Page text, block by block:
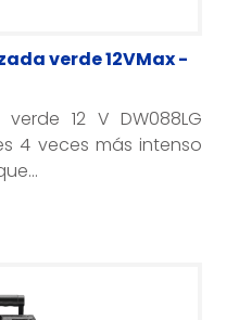
verde 12VMax -
12 V DW088LG
4 veces más intenso